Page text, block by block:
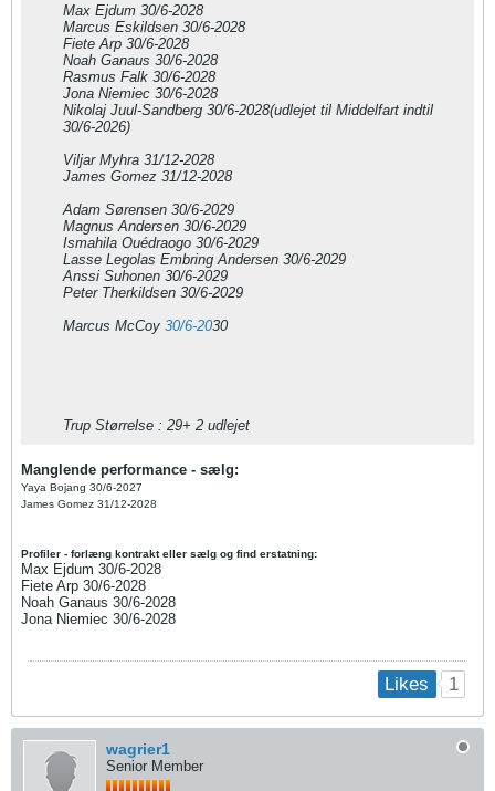
Max Ejdum 30/6-2028
Marcus Eskildsen 30/6-2028
Fiete Arp 30/6-2028
Noah Ganaus 30/6-2028
Rasmus Falk 30/6-2028
Jona Niemiec 30/6-2028
Nikolaj Juul-Sandberg 30/6-2028(udlejet til Middelfart indtil
30/6-2026)
Viljar Myhra 31/12-2028
James Gomez 31/12-2028​​
Adam Sørensen 30/6-2029​
Magnus Andersen 30/6-2029​
Ismahila Ouédraogo 30/6-2029
Lasse Legolas Embring Andersen 30/6-2029
Anssi Suhonen 30/6-2029
Peter Therkildsen 30/6-2029
Marcus McCoy 30/6-2030
Trup Størrelse : 29+ 2 udlejet​
Manglende performance - sælg:
Yaya Bojang 30/6-2027
James Gomez 31/12-2028​​
Profiler - forlæng kontrakt eller sælg og find erstatning:
Max Ejdum 30/6-2028
Fiete Arp 30/6-2028
Noah Ganaus 30/6-2028
Jona Niemiec 30/6-2028
Likes 1
wagrier1
Senior Member